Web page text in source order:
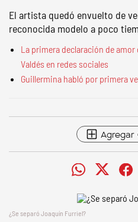
El artista quedó envuelto de
reconocida modelo a poco
La primera declaración de
Valdés en redes sociales
Guillermina habló por primera
Agregar
¿Se separó Joaquín Furriel?